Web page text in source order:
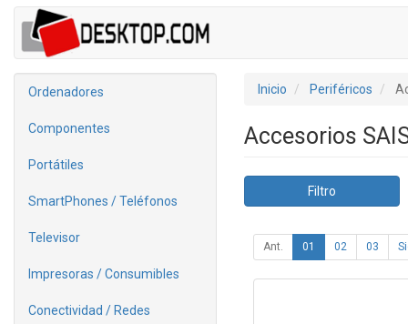
Ordenadores
Componentes
Portátiles
SmartPhones / Teléfonos
Televisor
Impresoras / Consumibles
Conectividad / Redes
Inicio Periféricos
Accesorios
Filtro
Ant. 01 02 03